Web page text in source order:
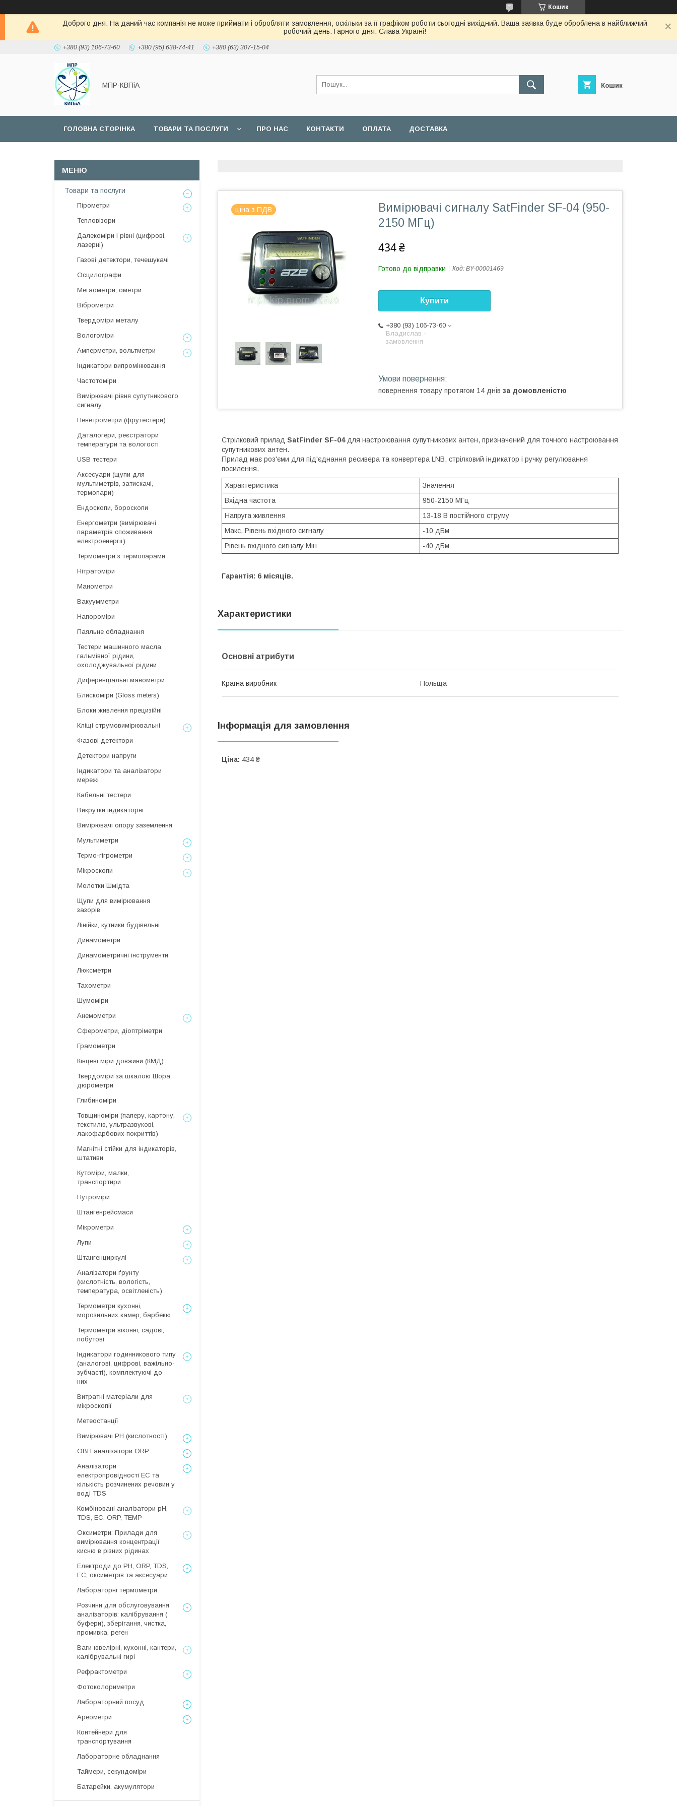
Кошик
Доброго дня. На даний час компанія не може приймати і обробляти замовлення, оскільки за її графіком роботи сьогодні вихідний. Ваша заявка буде оброблена в найближчий
робочий день. Гарного дня. Слава Україні!
+380 (93) 106-73-60 +380 (95) 638-74-41 +380 (63) 307-15-04
МПР-КВПіА Кошик
ГОЛОВНА СТОРІНКА ТОВАРИ ТА ПОСЛУГИ ПРО НАС КОНТАКТИ ОПЛАТА ДОСТАВКА
ціна з ПДВ
Вимірювачі сигналу SatFinder SF-04 (950-
2150 МГц)
434 ₴
Готово до відправки Код: BY-00001469
Купити
+380 (93) 106-73-60
Владислав -
замовлення
повернення товару протягом 14 днів за домовленістю
Стрілковий прилад SatFinder SF-04для настроювання супутникових антен, призначений для точного настроювання
супутникових антен.
Прилад має роз'єми для під'єднання ресивера та конвертера LNB, стрілковий індикатор і ручку регулювання
посилення.
Характеристика
Значення
Вхідна частота
950-2150 МГц
Напруга живлення
13-18 В постійного струму
Макс. Рівень вхідного сигналу
-10 дБм
Рівень вхідного сигналу Мін
-40 дБм
Гарантія: 6 місяців.
Характеристики
Основні атрибути
Країна виробник Польща
Інформація для замовлення
Ціна: 434 ₴
Товари та послуги
Пірометри
Тепловізори
Далекоміри і рівні (цифрові,
лазерні)
Газові детектори, течешукачі
Осцилографи
Мегаометри, ометри
Віброметри
Твердоміри металу
Вологоміри
Амперметри, вольтметри
Індикатори випромінювання
Частотоміри
Вимірювачі рівня супутникового
сигналу
Пенетрометри (фрутестери)
Даталогери, реєстратори
температури та вологості
USB тестери
Аксесуари (щупи для
мультиметрів, затискачі,
термопари)
Ендоскопи, бороскопи
Енергометри (вимірювачі
параметрів споживання
електроенергії)
Термометри з термопарами
Нітратоміри
Манометри
Вакуумметри
Напороміри
Паяльне обладнання
Тестери машинного масла,
гальмівної рідини,
охолоджувальної рідини
Диференціальні манометри
Блискоміри (Gloss meters)
Блоки живлення прецизійні
Кліщі струмовимірювальні
Фазові детектори
Детектори напруги
Індикатори та аналізатори
мережі
Кабельні тестери
Викрутки індикаторні
Вимірювачі опору заземлення
Мультиметри
Термо-гігрометри
Мікроскопи
Молотки Шмідта
Щупи для вимірювання
зазорів
Лінійки, кутники будівельні
Динамометри
Динамометричні інструменти
Люксметри
Тахометри
Шумоміри
Анемометри
Сферометри, діоптріметри
Грамометри
Кінцеві міри довжини (КМД)
Твердоміри за шкалою Шора,
дюрометри
Глибиноміри
Товщиноміри (паперу, картону,
текстилю, ультразвукові,
лакофарбових покриттів)
Магнітні стійки для індикаторів,
штативи
Кутоміри, малки,
транспортири
Нутроміри
Штангенрейсмаси
Мікрометри
Лупи
Штангенциркулі
Аналізатори ґрунту
(кислотність, вологість,
температура, освітленість)
Термометри кухонні,
морозильних камер, барбекю
Термометри віконні, садові,
побутові
Індикатори годинникового типу
(аналогові, цифрові, важільно-
зубчасті), комплектуючі до
них
Витратні матеріали для
мікроскопії
Метеостанції
Вимірювачі РН (кислотності)
ОВП аналізатори ORP
Аналізатори
електропровідності EC та
кількість розчинених речовин у
воді TDS
Комбіновані аналізатори pH,
TDS, EC, ORP, TEMP
Оксиметри: Прилади для
вимірювання концентрації
кисню в різних рідинах
Електроди до PH, ORP, TDS,
EC, оксиметрів та аксесуари
Лабораторні термометри
Розчини для обслуговування
аналізаторів: калібрування (
буфери), зберігання, чистка,
промивка, реген
Ваги ювелірні, кухонні, кантери,
калібрувальні гирі
Рефрактометри
Фотоколориметри
Лабораторний посуд
Ареометри
Контейнери для
транспортування
Лабораторне обладнання
Таймери, секундоміри
Батарейки, акумулятори